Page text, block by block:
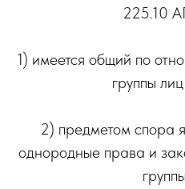
225.10
1) имеется общий по
группы
2) предметом спора
однородные права и